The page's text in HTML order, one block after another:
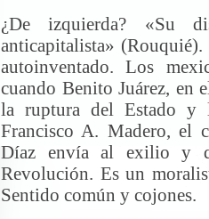
¿De izquierda? «Su
anticapitalista»
autoinventado. Los
cuando Benito Juárez, en
la ruptura del Estado y
Francisco A. Madero, el
Díaz envía al exilio y
Revolución. Es un
Sentido común y cojones.